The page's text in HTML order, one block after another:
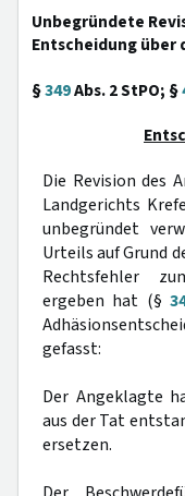
Unbegründete
Entscheidung über
§349Abs. 2 StPO; §
Die Revision des
Landgerichts
unbegründet
Urteils auf Grund
Rechtsfehler
ergeben hat (§
gefasst:
Der Angeklagte
aus der Tat
ersetzen.